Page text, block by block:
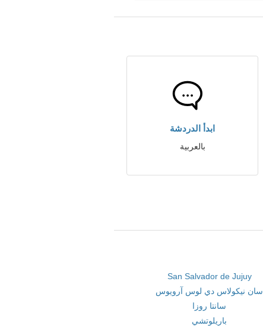
ابدأ الدردشة
بالعربية
San Salvador de Jujuy
سان نيكولاس دي لوس آرويوس
سانتا روزا
باريلوتشي